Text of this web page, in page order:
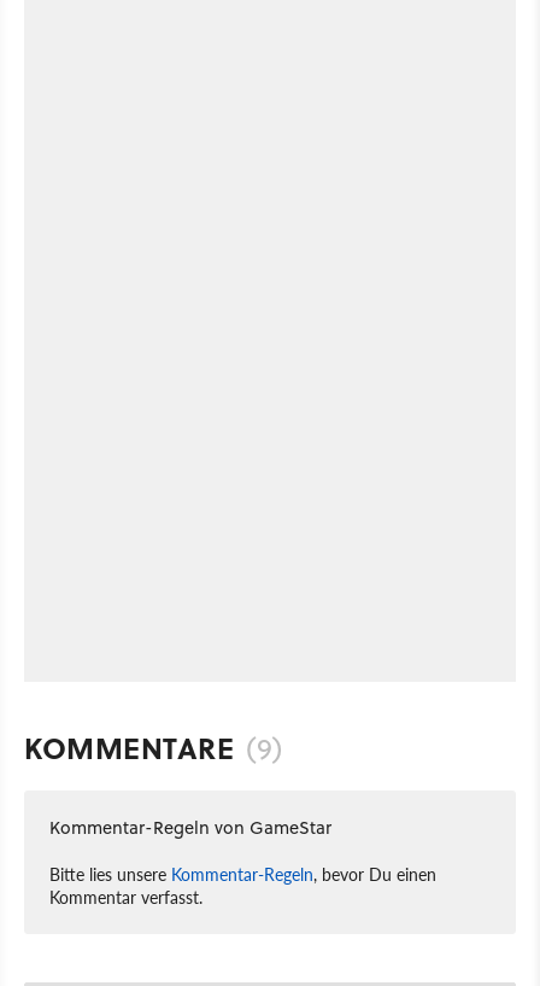
KOMMENTARE (9)
Kommentar-Regeln von GameStar
Bitte lies unsere Kommentar-Regeln, bevor Du einen
Kommentar verfasst.